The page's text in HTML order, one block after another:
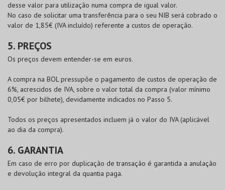
desse valor para utilização numa compra de igual valor.
No caso de solicitar uma transferência para o seu NIB será cobrado o
valor de 1,85€ (IVA incluído) referente a custos de operação.
5. PREÇOS
Os preços devem entender-se em euros.
A compra na BOLpressupõe o pagamento de custos de operação de
6%, acrescidos de IVA, sobre o valor total da compra (valor mínimo
0,05€ por bilhete), devidamente indicados no Passo 5.
Todos os preços apresentados incluem já o valor do IVA (aplicável
ao dia da compra).
6. GARANTIA
Em caso de erro por duplicação de transação é garantida a anulação
e devolução integral da quantia paga.